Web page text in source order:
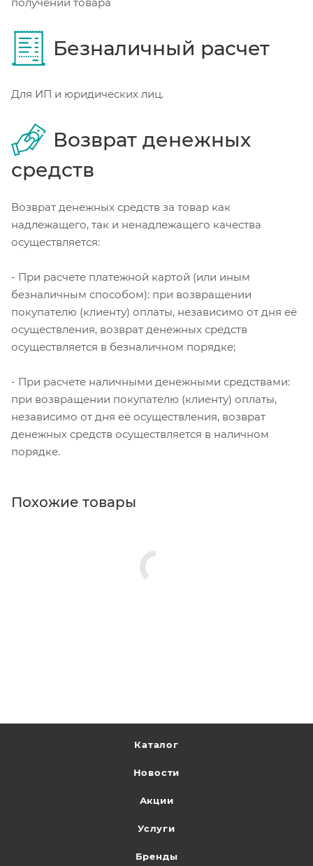
Безналичный расчет
Для ИП и юридических лиц.
Возврат денежных
средств
Возврат денежных средств за товар как
надлежащего, так и ненадлежащего качества
осуществляется:
- При расчете платежной картой (или иным
безналичным способом): при возвращении
покупателю (клиенту) оплаты, независимо от дня её
осуществления, возврат денежных средств
осуществляется в безналичном порядке;
- При расчете наличными денежными средствами:
при возвращении покупателю (клиенту) оплаты,
независимо от дня её осуществления, возврат
денежных средств осуществляется в наличном
порядке.
Похожие товары
Каталог
Новости
Акции
Услуги
Бренды